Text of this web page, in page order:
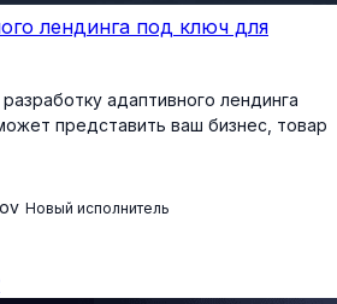
лендинга под ключ для
адаптивного лендинга
представить ваш бизнес, товар
Новый исполнитель